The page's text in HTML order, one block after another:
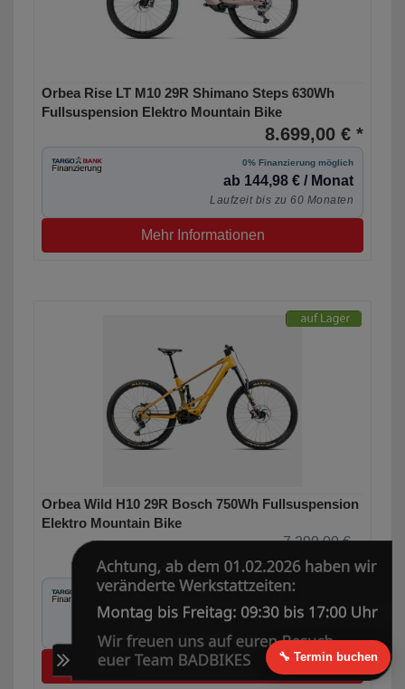
Orbea Rise LT M10 29R Shimano Steps 630Wh
Fullsuspension Elektro Mountain Bike
8.699,00 € *
0% Finanzierung möglich
ab 144,98 € / Monat
Laufzeit bis zu 60 Monaten
Mehr Informationen
Orbea Wild H10 29R Bosch 750Wh Fullsuspension
Elektro Mountain Bike
7.299,00 €
5.100,00 € *
0% Finanzierung möglich
ab 85,00 € / Monat
Mehr Informationen
🔧 Termin buchen